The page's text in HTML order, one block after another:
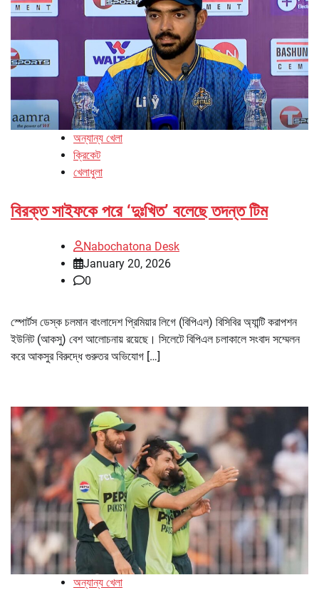
অন্যান্য খেলা
ক্রিকেট
খেলাধুলা
বিরক্ত সাইফকে পরে ‘দুঃখিত’ বলেছে তদন্ত টিম
Nabochatona Desk
January 20, 2026
0
স্পোর্টস ডেস্ক চলমান বাংলাদেশ প্রিমিয়ার লিগে (বিপিএল) বিসিবির অ্যান্টি করাপশন
ইউনিট (আকসু) বেশ আলোচনায় রয়েছে। সিলেটে বিপিএল চলাকালে সংবাদ সম্মেলন
করে আকসুর বিরুদ্ধে গুরুতর অভিযোগ […]
অন্যান্য খেলা